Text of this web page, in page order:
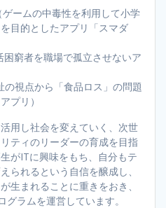
ームの中毒性を利用して小学
目的としたアプリ「スマダ
困窮者を職場で孤立させないア
の視点から「食品ロス」の問題
プリ）
用し社会を変えていく、次世
ティのリーダーの育成を目指
がITに興味をもち、自分もテ
られるという自信を醸成し、
生まれることに重きをおき、
ラムを運営しています。